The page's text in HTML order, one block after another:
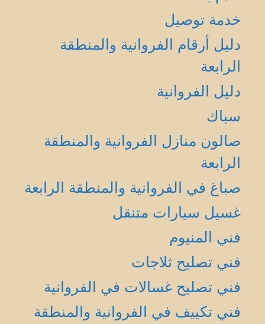
خدمة توصيل
دليل أرقام الفروانية والمنطقة
الرابعة
دليل الفروانية
سباك
صالون منازل الفروانية والمنطقة
الرابعة
صباغ في الفروانية والمنطقة الرابعة
غسيل سيارات متنقل
فني المنيوم
فني تصليح ثلاجات
فني تصليح غسالات في الفروانية
فني تكييف في الفروانية والمنطقة